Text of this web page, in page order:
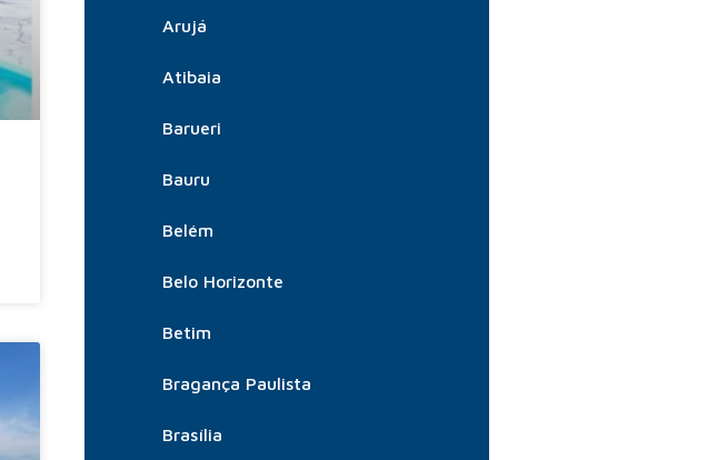
Arujá
Atibaia
Barueri
Bauru
Belém
Belo Horizonte
Betim
Bragança Paulista
Brasília